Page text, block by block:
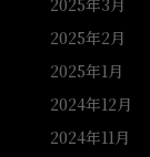
2025年3月
2025年2月
2025年1月
2024年12月
2024年11月